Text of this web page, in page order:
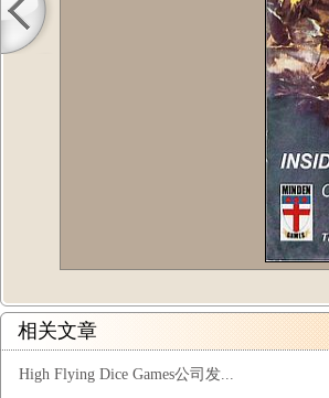
相关文章
High Flying Dice Games公司发...